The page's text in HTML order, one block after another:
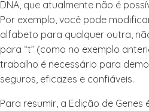
DNA, que atualmente não é
Por exemplo, você pode
alfabeto para qualquer outra,
para “t” (como no exemplo
trabalho é necessário para
seguros, eficazes e confiáveis.
Para resumir, a Edição de